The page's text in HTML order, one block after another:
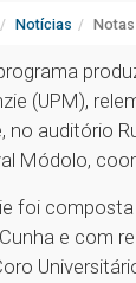
Notícias
(UPM),
auditório
Módolo,
foi
e com